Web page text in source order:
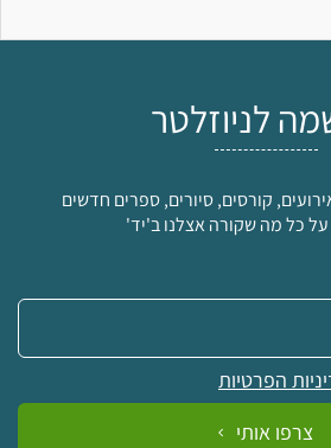
לניוזלטר
קורסים, סיורים, ספרים חדשים
כל מה שקורה אצלנו ב'יד'
הפרטיות
צרפו אותי